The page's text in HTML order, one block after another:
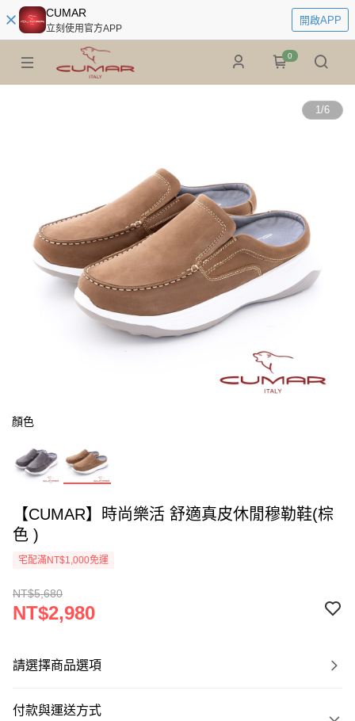
CUMAR
立刻使用官方APP
開啟APP
0
1/6
顏色
【CUMAR】時尚樂活 舒適真皮休閒穆勒鞋(棕
色 )
宅配滿NT$1,000免運
NT$5,680
NT$2,980
請選擇商品選項
付款與運送方式